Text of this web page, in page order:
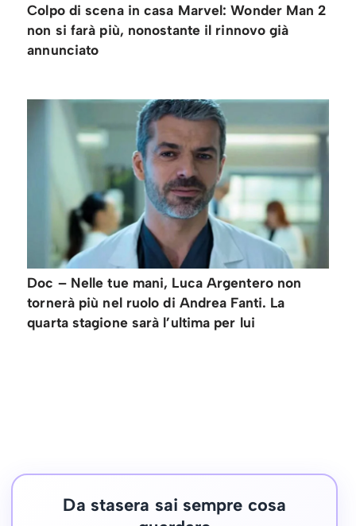
Colpo di scena in casa Marvel: Wonder Man 2
non si farà più, nonostante il rinnovo già
annunciato
Doc – Nelle tue mani, Luca Argentero non
tornerà più nel ruolo di Andrea Fanti. La
quarta stagione sarà l’ultima per lui
Da stasera sai sempre cosa